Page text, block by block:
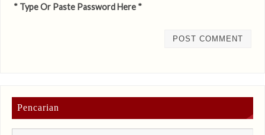
* Type Or Paste Password Here *
Pencarian